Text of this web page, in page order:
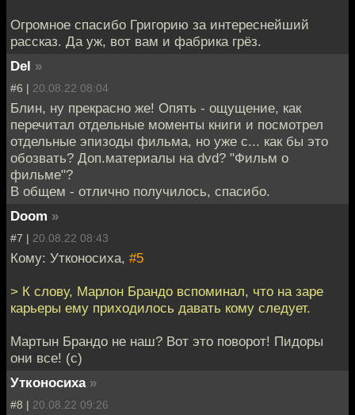
Огромное спасибо Григорию за интереснейший
рассказ. Да уж, вот вам и фабрика грёз.
Del »
#6 | 20.08.22 08:04
Блин, ну прекрасно же! Опять - ощущение, как
перечитал отдельные моменты книги и посмотрел
отдельные эпизоды фильма, но уже с... как бы это
обозвать? Доп.материалы на dvd? "Фильм о
фильме"?
В общем - отлично получилось, спасибо.
Doom »
#7 | 20.08.22 08:43
Кому: Утконосиха, #5
> К слову, Марлон Брандо вспоминал, что на заре
карьеры ему приходилось давать кому следует.
Мартын Брандо не наш? Вот это поворот! Пидоры
они все! (с)
Утконосиха »
#8 | 20.08.22 09:26